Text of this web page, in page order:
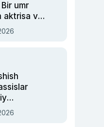
umr
aktrisa va
xavotir